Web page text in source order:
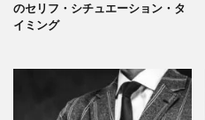
のセリフ・シチュエーション・タ
イミング